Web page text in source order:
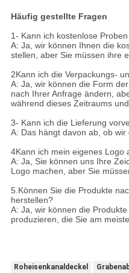
Häufig gestellte Fragen
1- Kann ich kostenlose
A: Ja, wir können Ihnen die
stellen, aber Sie müssen ihre
2Kann ich die Verpackungs-
A: Ja, wir können die Form
nach Ihrer Anfrage ändern,
während dieses Zeitraums
3- Kann ich die Lieferung
A: Das hängt davon ab, ob
4Kann ich mein eigenes Logo
A: Ja, Sie können uns Ihre
Logo machen, aber Sie
5.Können Sie die Produkte
herstellen?
A: Ja, wir können die
produzieren, die Sie am
Roheisenkanaldeckel